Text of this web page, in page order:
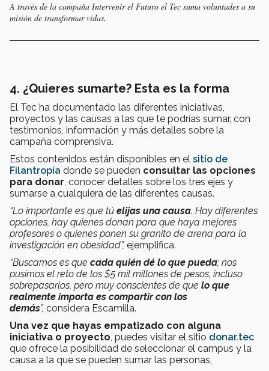
A través de la campaña Intervenir el Futuro el Tec suma voluntades a su
misión de transformar vidas.
4. ¿Quieres sumarte? Esta es la forma
El Tec ha documentado las diferentes iniciativas,
proyectos y las causas a las que te podrías sumar, con
testimonios, información y más detalles sobre la
campaña comprensiva.
Estos contenidos están disponibles en el sitio de
Filantropía donde se pueden consultar las opciones
para donar, conocer detalles sobre los tres ejes y
sumarse a cualquiera de las diferentes causas.
“Lo importante es que tú elijas una causa. Hay diferentes
opciones, hay quienes donan para que haya mejores
profesores o quienes ponen su granito de arena para la
investigación en obesidad”, ejemplifica.
“Buscamos es que cada quién dé lo que pueda; nos
pusimos el reto de los $5 mil millones de pesos, incluso
sobrepasarlos, pero muy conscientes de que lo que
realmente importa es compartir con los
demás”, considera Escamilla.
Una vez que hayas empatizado con alguna
iniciativa o proyecto, puedes visitar el sitio donar.tec
que ofrece la posibilidad de seleccionar el campus y la
causa a la que se pueden sumar las personas,